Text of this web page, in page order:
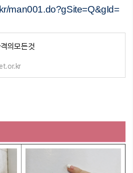
man001.do?gSite=Q&gId=
의모든것